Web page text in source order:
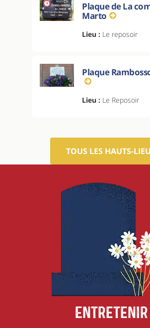
Plaque de La
Marto
Lieu : Le reposoir
Plaque
Lieu : Le Reposoir
TOUS LES HAUTS-
Entretenir